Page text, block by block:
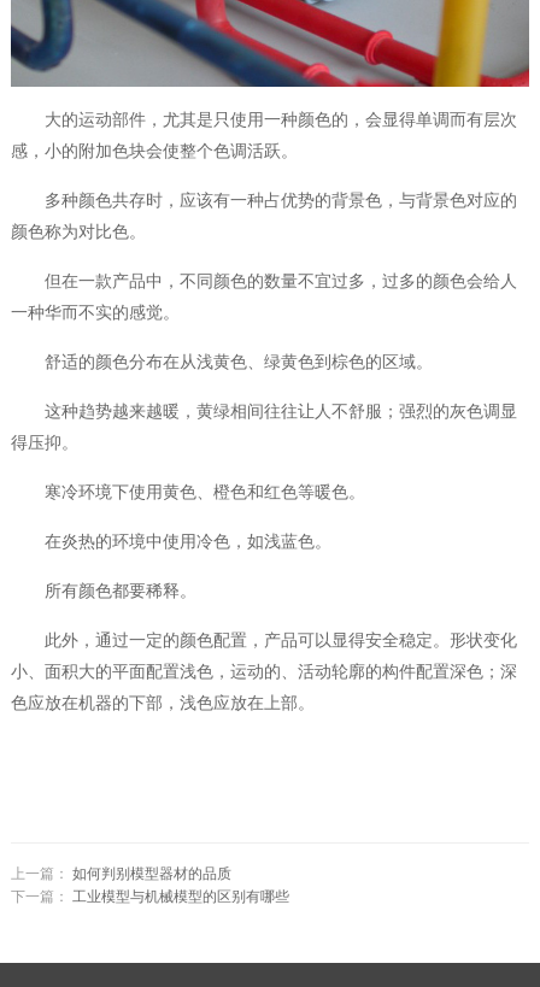
大的运动部件，尤其是只使用一种颜色的，会显得单调而有层次
感，小的附加色块会使整个色调活跃。
多种颜色共存时，应该有一种占优势的背景色，与背景色对应的
颜色称为对比色。
但在一款产品中，不同颜色的数量不宜过多，过多的颜色会给人
一种华而不实的感觉。
舒适的颜色分布在从浅黄色、绿黄色到棕色的区域。
这种趋势越来越暖，黄绿相间往往让人不舒服；强烈的灰色调显
得压抑。
寒冷环境下使用黄色、橙色和红色等暖色。
在炎热的环境中使用冷色，如浅蓝色。
所有颜色都要稀释。
此外，通过一定的颜色配置，产品可以显得安全稳定。形状变化
小、面积大的平面配置浅色，运动的、活动轮廓的构件配置深色；深
色应放在机器的下部，浅色应放在上部。
上一篇： 如何判别模型器材的品质
下一篇： 工业模型与机械模型的区别有哪些